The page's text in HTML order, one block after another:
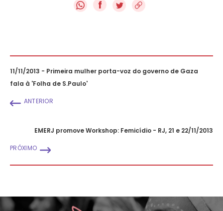
f
11/11/2013 - Primeira mulher porta-voz do governo de Gaza
fala à 'Folha de S.Paulo'
ANTERIOR
EMERJ promove Workshop: Femicídio - RJ, 21 e 22/11/2013
PRÓXIMO